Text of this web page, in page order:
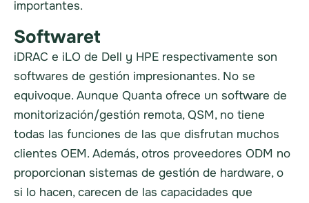
importantes.
Softwaret
iDRAC e iLO de Dell y HPE respectivamente son
softwares de gestión impresionantes. No se
equivoque. Aunque Quanta ofrece un software de
monitorización/gestión remota, QSM, no tiene
todas las funciones de las que disfrutan muchos
clientes OEM. Además, otros proveedores ODM no
proporcionan sistemas de gestión de hardware, o
si lo hacen, carecen de las capacidades que